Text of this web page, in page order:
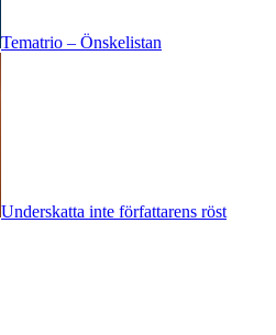
Tematrio – Önskelistan
Underskatta inte författarens röst